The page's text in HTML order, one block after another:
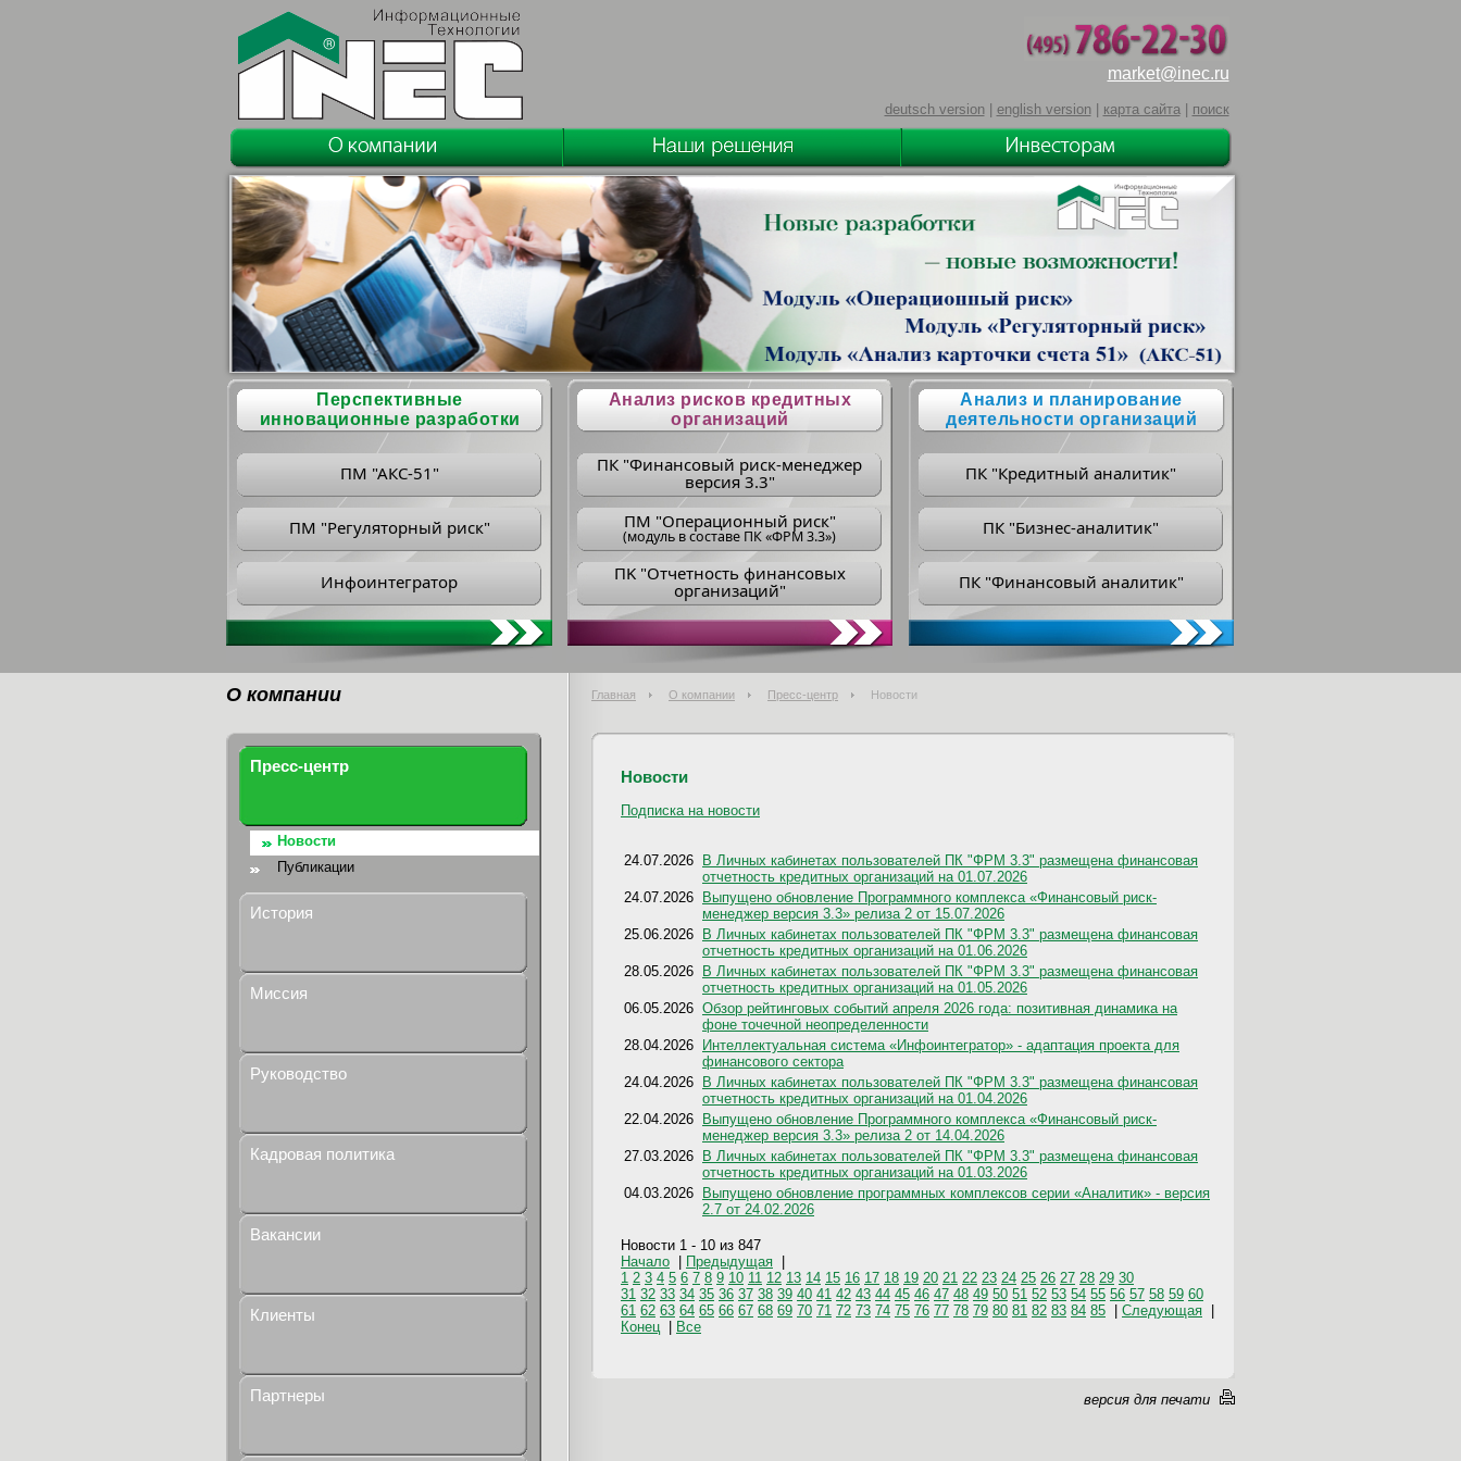
market@inec.ru
deutsch version| english version| карта сайта| поиск
Перспективные
инновационные разработки
ПМ "АКС-51"
ПМ "Регуляторный риск"
Инфоинтегратор
Анализ рисков кредитных
организаций
ПК "Финансовый риск-менеджер
версия 3.3"
ПM "Операционный риск"
(модуль в составе ПК «ФРМ 3.3»)
ПK "Отчетность финансовых
организаций"
Анализ и планирование
деятельности организаций
ПК "Кредитный аналитик"
ПК "Бизнес-аналитик"
ПК "Финансовый аналитик"
О компании Главная О компании Пресс-центр Новости
Пресс-центр
Новости
Публикации
История
Миссия
Руководство
Кадровая политика
Вакансии
Клиенты
Партнеры
Новости
Подписка на новости
24.07.2026
В Личных кабинетах пользователей ПК "ФРМ 3.3" размещена финансовая
отчетность кредитных организаций на 01.07.2026
24.07.2026
Выпущено обновление Программного комплекса «Финансовый риск-
менеджер версия 3.3» релиза 2 от 15.07.2026
25.06.2026
В Личных кабинетах пользователей ПК "ФРМ 3.3" размещена финансовая
отчетность кредитных организаций на 01.06.2026
28.05.2026
В Личных кабинетах пользователей ПК "ФРМ 3.3" размещена финансовая
отчетность кредитных организаций на 01.05.2026
06.05.2026 Обзор рейтинговых событий апреля 2026 года: позитивная динамика на
фоне точечной неопределенности
28.04.2026
Интеллектуальная система «Инфоинтегратор» - адаптация проекта для
финансового сектора
24.04.2026
В Личных кабинетах пользователей ПК "ФРМ 3.3" размещена финансовая
отчетность кредитных организаций на 01.04.2026
22.04.2026
Выпущено обновление Программного комплекса «Финансовый риск-
менеджер версия 3.3» релиза 2 от 14.04.2026
27.03.2026
В Личных кабинетах пользователей ПК "ФРМ 3.3" размещена финансовая
отчетность кредитных организаций на 01.03.2026
04.03.2026
Выпущено обновление программных комплексов серии «Аналитик» - версия
2.7 от 24.02.2026
Новости 1 - 10 из 847
Начало
Предыдущая
1 2 3 4 5 6 7 8 9 10 11 12 13 14 15 16 17 18 19 20 21 22 23 24 25 26 27 28 29 30
31 32 33 34 35 36 37 38 39 40 41 42 43 44 45 46 47 48 49 50 51 52 53 54 55 56 57 58 59 60
61 62 63 64 65 66 67 68 69 70 71 72 73 74 75 76 77 78 79 80 81 82 83 84 85 Следующая
Конец| Все
версия для печати